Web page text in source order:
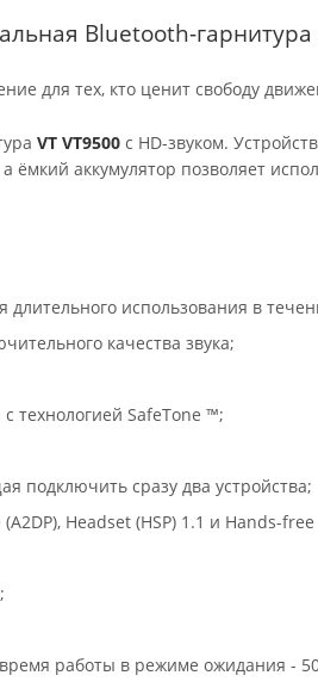
Bluetooth-гарнитура
для тех, кто ценит свободу
VT VT9500 с HD-звуком.
аккумулятор позволяет
использования в
качества звука;
технологией SafeTone ™;
подключить сразу два устройства;
Headset (HSP) 1.1 и Hands-free
работы в режиме ожидания -